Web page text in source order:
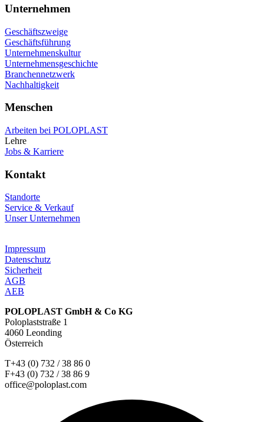
Unternehmen
Geschäftszweige
Geschäftsführung
Unternehmenskultur
Unternehmensgeschichte
Branchennetzwerk
Nachhaltigkeit
Menschen
Arbeiten bei POLOPLAST
Lehre
Jobs & Karriere
Kontakt
Standorte
Service & Verkauf
Unser Unternehmen
Impressum
Datenschutz
Sicherheit
AGB
AEB
POLOPLAST GmbH & Co KG
Poloplaststraße 1
4060 Leonding
Österreich
T+43 (0) 732 / 38 86 0
F+43 (0) 732 / 38 86 9
office@poloplast.com